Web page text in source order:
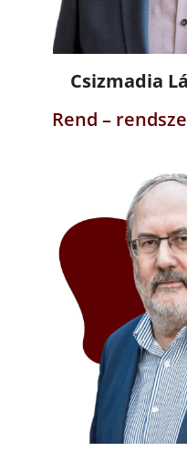
Csizmadia
Rend –